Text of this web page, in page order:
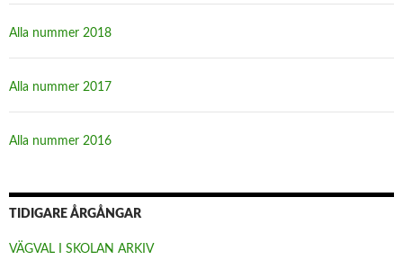
Alla nummer 2018
Alla nummer 2017
Alla nummer 2016
TIDIGARE ÅRGÅNGAR
VÄGVAL I SKOLAN ARKIV